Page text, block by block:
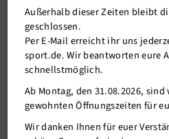
Bildergalerie
Rahmenprogramm
Mettmanner Duathlon
Specials
Unser Verein
Außerhalb dieser Zeiten bleibt
geschlossen.
Per E-Mail erreicht ihr uns
sport.de. Wir beantworten eure
schnellstmöglich.
Ab Montag, den 31.08.2026,
gewohnten Öffnungszeiten für
Wir danken Ihnen für euer